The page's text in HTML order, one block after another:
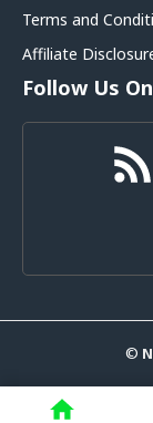
Terms and
Affiliate
Follow Us On
©